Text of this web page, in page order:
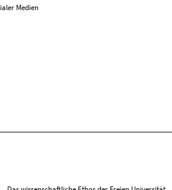
Medien